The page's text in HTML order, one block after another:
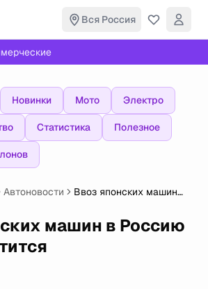
Вся Россия
Новинки Мото Электро
Статистика Полезное
Автоновости
Ввоз японских машин
не прекратится
машин в Россию